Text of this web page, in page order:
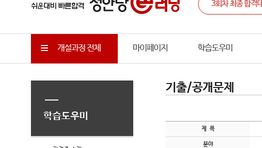
개설과정 전체 마이페이지 학습도우미
학습도우미
기출/공개문제
제 목
분야